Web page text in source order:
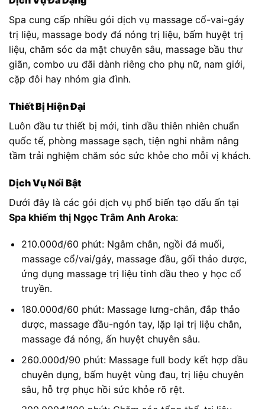
Spa cung cấp nhiều gói dịch vụ massage cổ-vai-gáy
trị liệu, massage body đá nóng trị liệu, bấm huyệt trị
liệu, chăm sóc da mặt chuyên sâu, massage bầu thư
giãn, combo ưu đãi dành riêng cho phụ nữ, nam giới,
cặp đôi hay nhóm gia đình.
Thiết Bị Hiện Đại
Luôn đầu tư thiết bị mới, tinh dầu thiên nhiên chuẩn
quốc tế, phòng massage sạch, tiện nghi nhằm nâng
tầm trải nghiệm chăm sóc sức khỏe cho mỗi vị khách.
Dịch Vụ Nổi Bật
Dưới đây là các gói dịch vụ phổ biến tạo dấu ấn tại
Spa khiếm thị Ngọc Trâm Anh Aroka:
210.000đ/60 phút: Ngâm chân, ngồi đá muối,
massage cổ/vai/gáy, massage đầu, gối thảo dược,
ứng dụng massage trị liệu tinh dầu theo y học cổ
truyền.
180.000đ/60 phút: Massage lưng-chân, đắp thảo
dược, massage đầu-ngón tay, lặp lại trị liệu chân,
massage đá nóng, ấn huyệt chuyên sâu.
260.000đ/90 phút: Massage full body kết hợp dầu
chuyên dụng, bấm huyệt vùng đau, trị liệu chuyên
sâu, hỗ trợ phục hồi sức khỏe rõ rệt.